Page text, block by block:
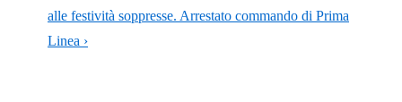
alle festività soppresse. Arrestato commando di Prima
Linea ›